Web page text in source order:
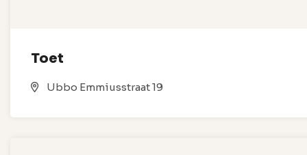
Toet
Ubbo Emmiusstraat 19